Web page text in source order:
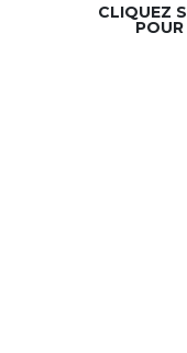
CLIQUEZ